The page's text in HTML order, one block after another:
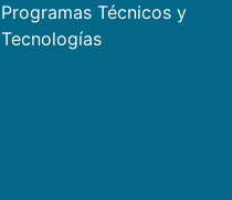
Programas Técnicos y
Tecnologías